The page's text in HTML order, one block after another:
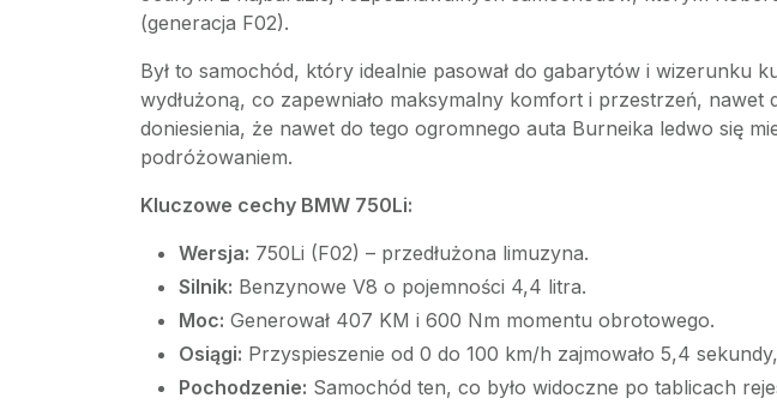
(generacja F02).
Był to samochód, który idealnie pasował do gabarytów i wizerunku
wydłużoną, co zapewniało maksymalny komfort i przestrzeń, nawet
doniesienia, że nawet do tego ogromnego auta Burneika ledwo się
podróżowaniem.
Kluczowe cechy BMW 750Li:
Wersja: 750Li (F02) – przedłużona limuzyna.
Silnik: Benzynowe V8 o pojemności 4,4 litra.
Moc: Generował 407 KM i 600 Nm momentu obrotowego.
Osiągi: Przyspieszenie od 0 do 100 km/h zajmowało 5,4
Pochodzenie: Samochód ten, co było widoczne po tablicach